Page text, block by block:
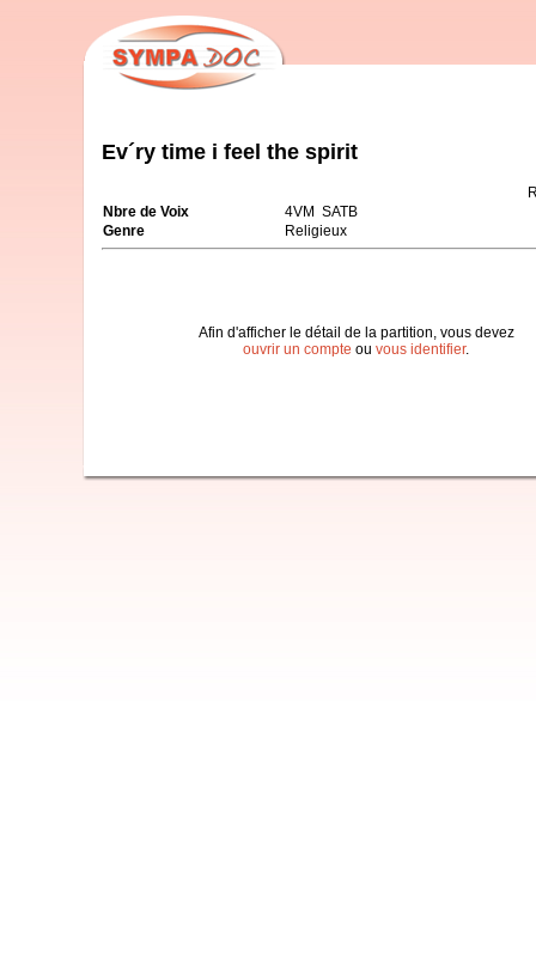
Ev´ry time i feel the spirit
Nbre de Voix
4VM SATB
Genre
Religieux
Afin d'afficher le détail de la partition, vous devez
ouvrir un compte ou vous identifier.